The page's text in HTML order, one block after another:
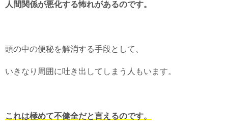
人間関係が悪化する怖れがあるのです。
頭の中の便秘を解消する手段として、
いきなり周囲に吐き出してしまう人もいます。
これは極めて不健全だと言えるのです。